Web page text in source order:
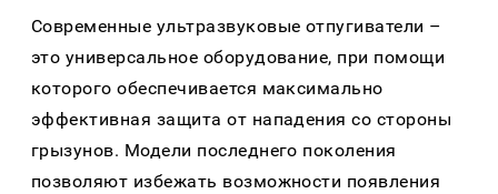
Современные ультразвуковые отпугиватели –
это универсальное оборудование, при помощи
которого обеспечивается максимально
эффективная защита от нападения со стороны
грызунов. Модели последнего поколения
позволяют избежать возможности появления